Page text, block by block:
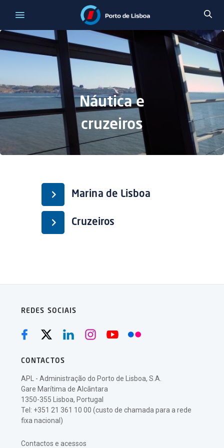
Náutica e
cruzeiros
Marina de Lisboa
Cruzeiros
REDES SOCIAIS
CONTACTOS
APL - Administração do Porto de Lisboa, S.A.
Gare Marítima de Alcântara
1350-355 Lisboa, Portugal
Tel: +351 21 361 10 00 (custo de chamada para a rede
fixa nacional)
Contactos e acessos